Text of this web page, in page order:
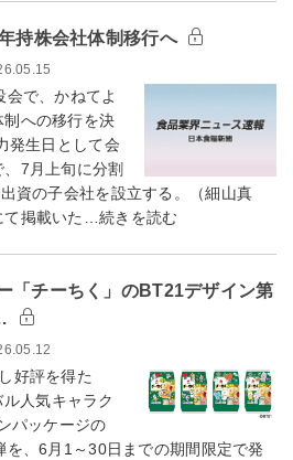
持株会社体制移行へ
で、かねてよ
制への移行を決
発生日として会
7月上旬に分割
資の子会社を設立する。（細山真
掲載いた…続きを読む
「チーちく」のBT21デザイン第
好評を得た
人気キャラク
パッケージの
を、6月1～30日までの期間限定で発